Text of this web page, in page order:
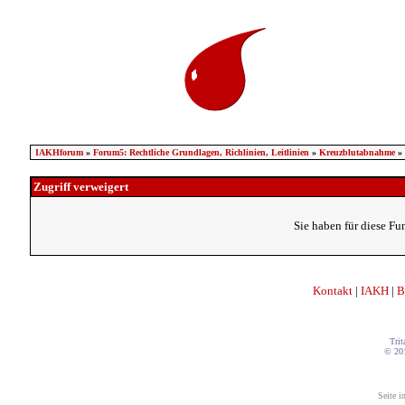
IAKHforum» Forum5: Rechtliche Grundlagen, Richlinien, Leitlinien » Kreuzblutabnahme»
Zugriff verweigert
Sie haben für diese
Kontakt | IAKH |
©
Seite